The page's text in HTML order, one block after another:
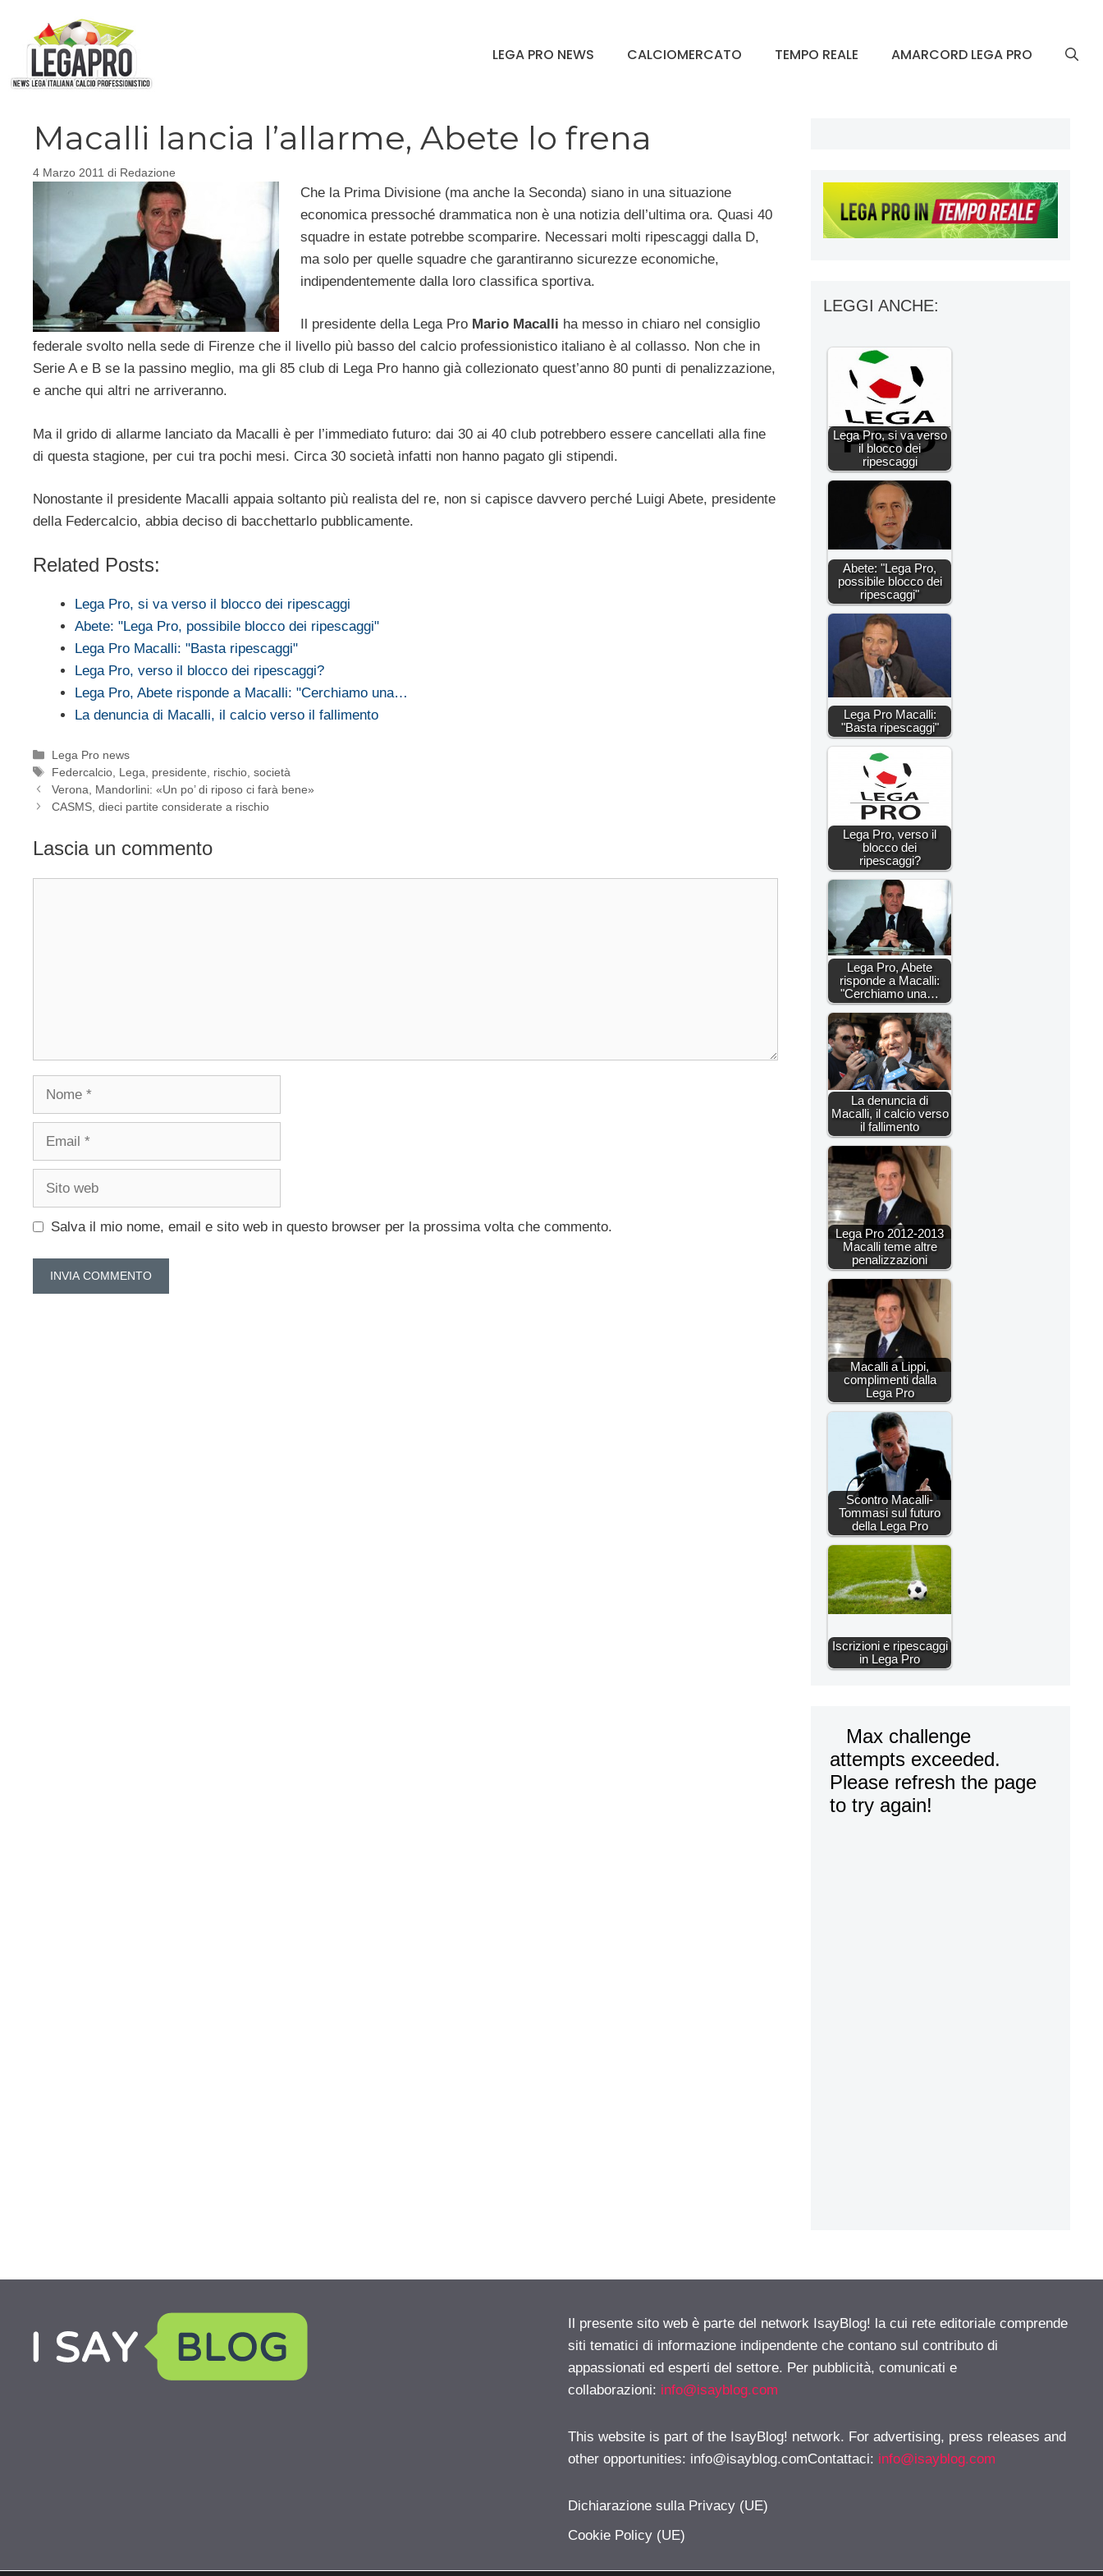
contenuto
LEGA PRO NEWS CALCIOMERCATO TEMPO REALE AMARCORD LEGA PRO
Macalli lancia l’allarme, Abete lo frena
4 Marzo 2011 di Redazione
Che la Prima Divisione (ma anche la Seconda) siano in una situazione
economica pressoché drammatica non è una notizia dell’ultima ora. Quasi 40
squadre in estate potrebbe scomparire. Necessari molti ripescaggi dalla D,
ma solo per quelle squadre che garantiranno sicurezze economiche,
indipendentemente dalla loro classifica sportiva.
Il presidente della Lega Pro Mario Macalli ha messo in chiaro nel consiglio
federale svolto nella sede di Firenze che il livello più basso del calcio professionistico italiano è al collasso. Non che in
Serie A e B se la passino meglio, ma gli 85 club di Lega Pro hanno già collezionato quest’anno 80 punti di penalizzazione,
e anche qui altri ne arriveranno.
Ma il grido di allarme lanciato da Macalli è per l’immediato futuro: dai 30 ai 40 club potrebbero essere cancellati alla fine
di questa stagione, per cui tra pochi mesi. Circa 30 società infatti non hanno pagato gli stipendi.
Nonostante il presidente Macalli appaia soltanto più realista del re, non si capisce davvero perché Luigi Abete, presidente
della Federcalcio, abbia deciso di bacchettarlo pubblicamente.
Related Posts:
Lega Pro, si va verso il blocco dei ripescaggi
Abete: "Lega Pro, possibile blocco dei ripescaggi"
Lega Pro Macalli: "Basta ripescaggi"
Lega Pro, verso il blocco dei ripescaggi?
Lega Pro, Abete risponde a Macalli: "Cerchiamo una…
La denuncia di Macalli, il calcio verso il fallimento
Categorie
Lega Pro news
Tag
Federcalcio Lega presidente rischio ,società
Verona, Mandorlini: «Un po’ di riposo ci farà bene»
CASMS, dieci partite considerate a rischio
Lascia un commento
Salva il mio nome, email e sito web in questo browser per la prossima volta che commento.
LEGGI ANCHE:
Lega Pro, si va verso
il blocco dei
ripescaggi
Abete: "Lega Pro,
possibile blocco dei
ripescaggi"
Lega Pro Macalli:
"Basta ripescaggi"
Lega Pro, verso il
blocco dei
ripescaggi?
Lega Pro, Abete
risponde a Macalli:
"Cerchiamo una…
La denuncia di
Macalli, il calcio verso
il fallimento
Lega Pro 2012-2013
Macalli teme altre
penalizzazioni
Macalli a Lippi,
complimenti dalla
Lega Pro
Scontro Macalli-
Tommasi sul futuro
della Lega Pro
Iscrizioni e ripescaggi
in Lega Pro
Il presente sito web è parte del network IsayBlog! la cui rete editoriale comprende
siti tematici di informazione indipendente che contano sul contributo di
appassionati ed esperti del settore. Per pubblicità, comunicati e
collaborazioni: info@isayblog.com
This website is part of the IsayBlog! network. For advertising, press releases and
other opportunities: info@isayblog.comContattaci: info@isayblog.com
Dichiarazione sulla Privacy (UE)
Cookie Policy (UE)